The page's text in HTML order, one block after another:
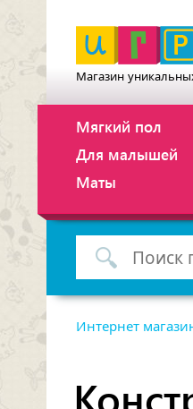
Магазин
Мягкий пол
Для малышей
Маты
Интернет